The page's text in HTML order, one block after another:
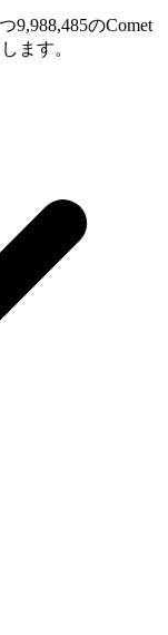
9,988,485のComet
ます。